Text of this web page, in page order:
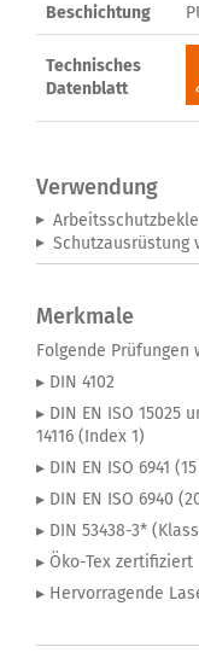
Beschichtung
Technisches
Datenblatt
Verwendung
Schutzausrüstung
Merkmale
Folgende
▸ DIN 4102
▸ DIN EN ISO 15025
14116 (Index 1)
▸ DIN EN ISO 6941
▸ DIN EN ISO 6940
▸ DIN 53438-3*
▸ Öko-Tex zertifiziert
▸ Hervorragende